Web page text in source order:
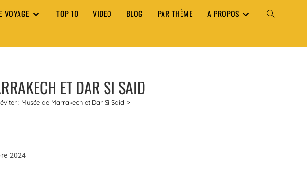
VOYAGE TOP 10 VIDEO BLOG PAR THÈME A PROPOS TOGGLE
ET DAR SI SAID
: Musée de Marrakech et Dar Si Said >
2024